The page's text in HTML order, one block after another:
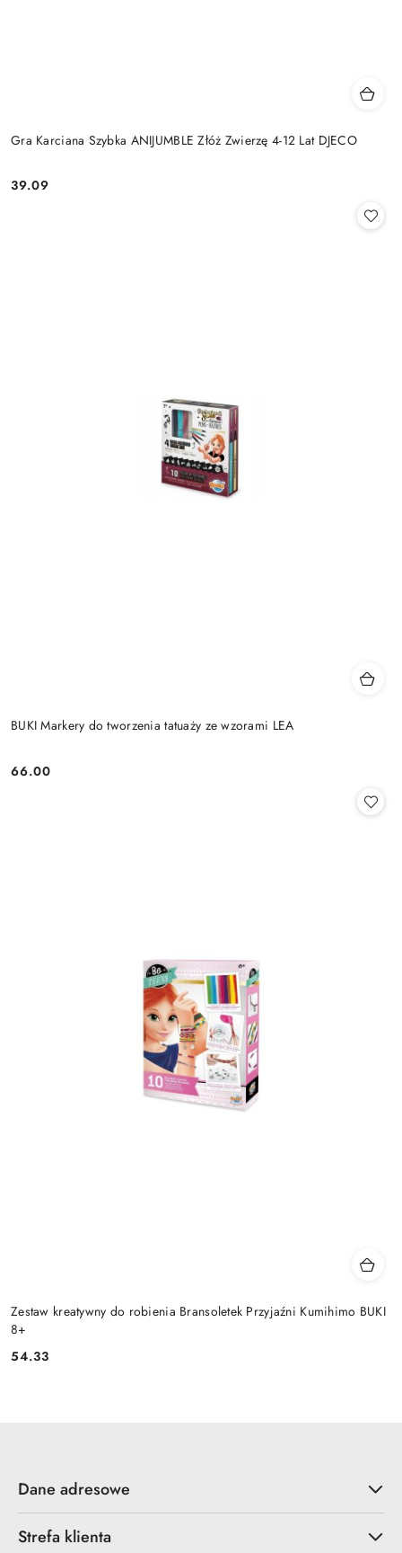
Gra Karciana Szybka ANIJUMBLE Złóż Zwierzę 4-12 Lat DJECO
Cena:
39.09
BUKI Markery do tworzenia tatuaży ze wzorami LEA
Cena:
66.00
Zestaw kreatywny do robienia Bransoletek Przyjaźni Kumihimo BUKI
8+
Cena:
54.33
Dane adresowe
Strefa klienta